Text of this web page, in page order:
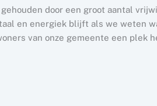
door een groot aantal
en energiek blijft als we weten
van onze gemeente een plek